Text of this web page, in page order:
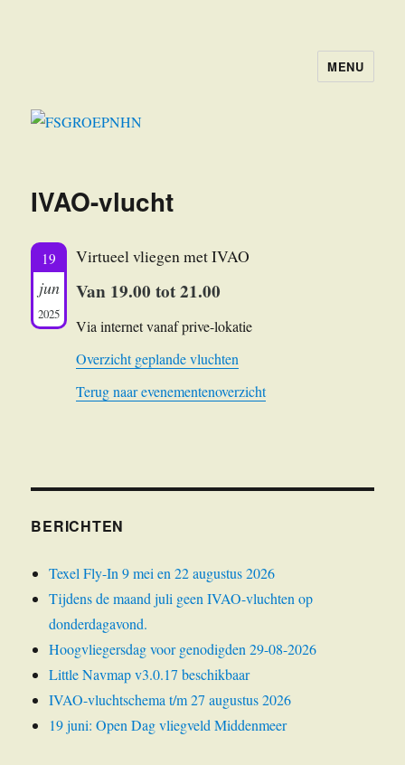
MENU
IVAO-vlucht
19
jun
2025
Virtueel vliegen met IVAO
Van 19.00 tot 21.00
Via internet vanaf prive-lokatie
Overzicht geplande vluchten
Terug naar evenementenoverzicht
BERICHTEN
Texel Fly-In 9 mei en 22 augustus 2026
Tijdens de maand juli geen IVAO-vluchten op
donderdagavond.
Hoogvliegersdag voor genodigden 29-08-2026
Little Navmap v3.0.17 beschikbaar
IVAO-vluchtschema t/m 27 augustus 2026
19 juni: Open Dag vliegveld Middenmeer